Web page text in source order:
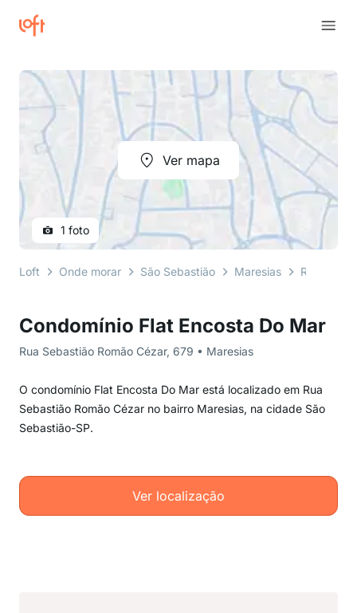
Condomínio Flat Encosta Do Mar
Rua Sebastião Romão Cézar, 679 • Maresias
O condomínio Flat Encosta Do Mar está localizado em Rua
Sebastião Romão Cézar no bairro Maresias, na cidade São
Sebastião-SP.
Ver localização
Ver mapa
1 foto
Loft Onde morar São Sebastião Maresias Rua